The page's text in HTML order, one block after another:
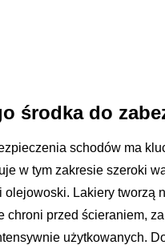
środka do
schodów ma
w tym zakresie szeroki
Lakiery tworzą
chroni przed ścieraniem,
użytkowanych.